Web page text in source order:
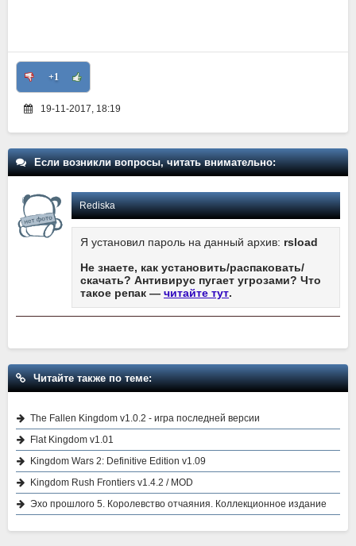
+1
19-11-2017, 18:19
Если возникли вопросы, читать внимательно:
Rediska
Я установил пароль на данный архив: rsload
Не знаете, как установить/распаковать/
скачать? Антивирус пугает угрозами? Что
такое репак — читайте тут.
Читайте также по теме:
The Fallen Kingdom v1.0.2 - игра последней версии
Flat Kingdom v1.01
Kingdom Wars 2: Definitive Edition v1.09
Kingdom Rush Frontiers v1.4.2 / MOD
Эхо прошлого 5. Королевство отчаяния. Коллекционное издание